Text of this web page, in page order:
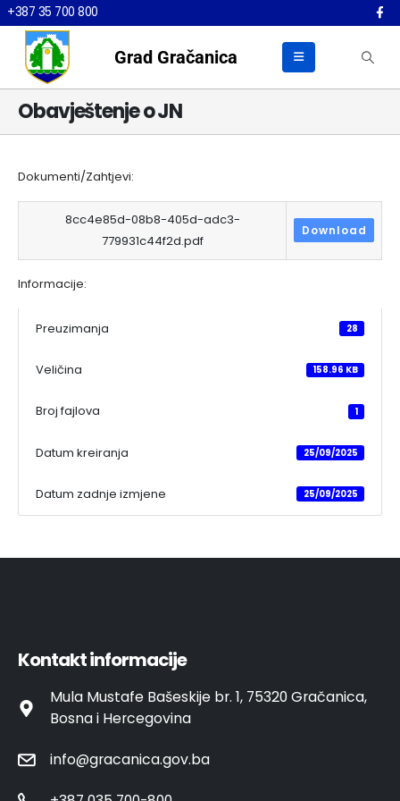
+387 35 700 800
Grad Gračanica
Obavještenje o JN
Dokumenti/Zahtjevi:
8cc4e85d-08b8-405d-adc3-
779931c44f2d.pdf
Download
Informacije:
Preuzimanja 28
Veličina 158.96 KB
Broj fajlova 1
Datum kreiranja 25/09/2025
Datum zadnje izmjene 25/09/2025
Kontakt informacije
Mula Mustafe Bašeskije br. 1, 75320 Gračanica,
Bosna i Hercegovina
info@gracanica.gov.ba